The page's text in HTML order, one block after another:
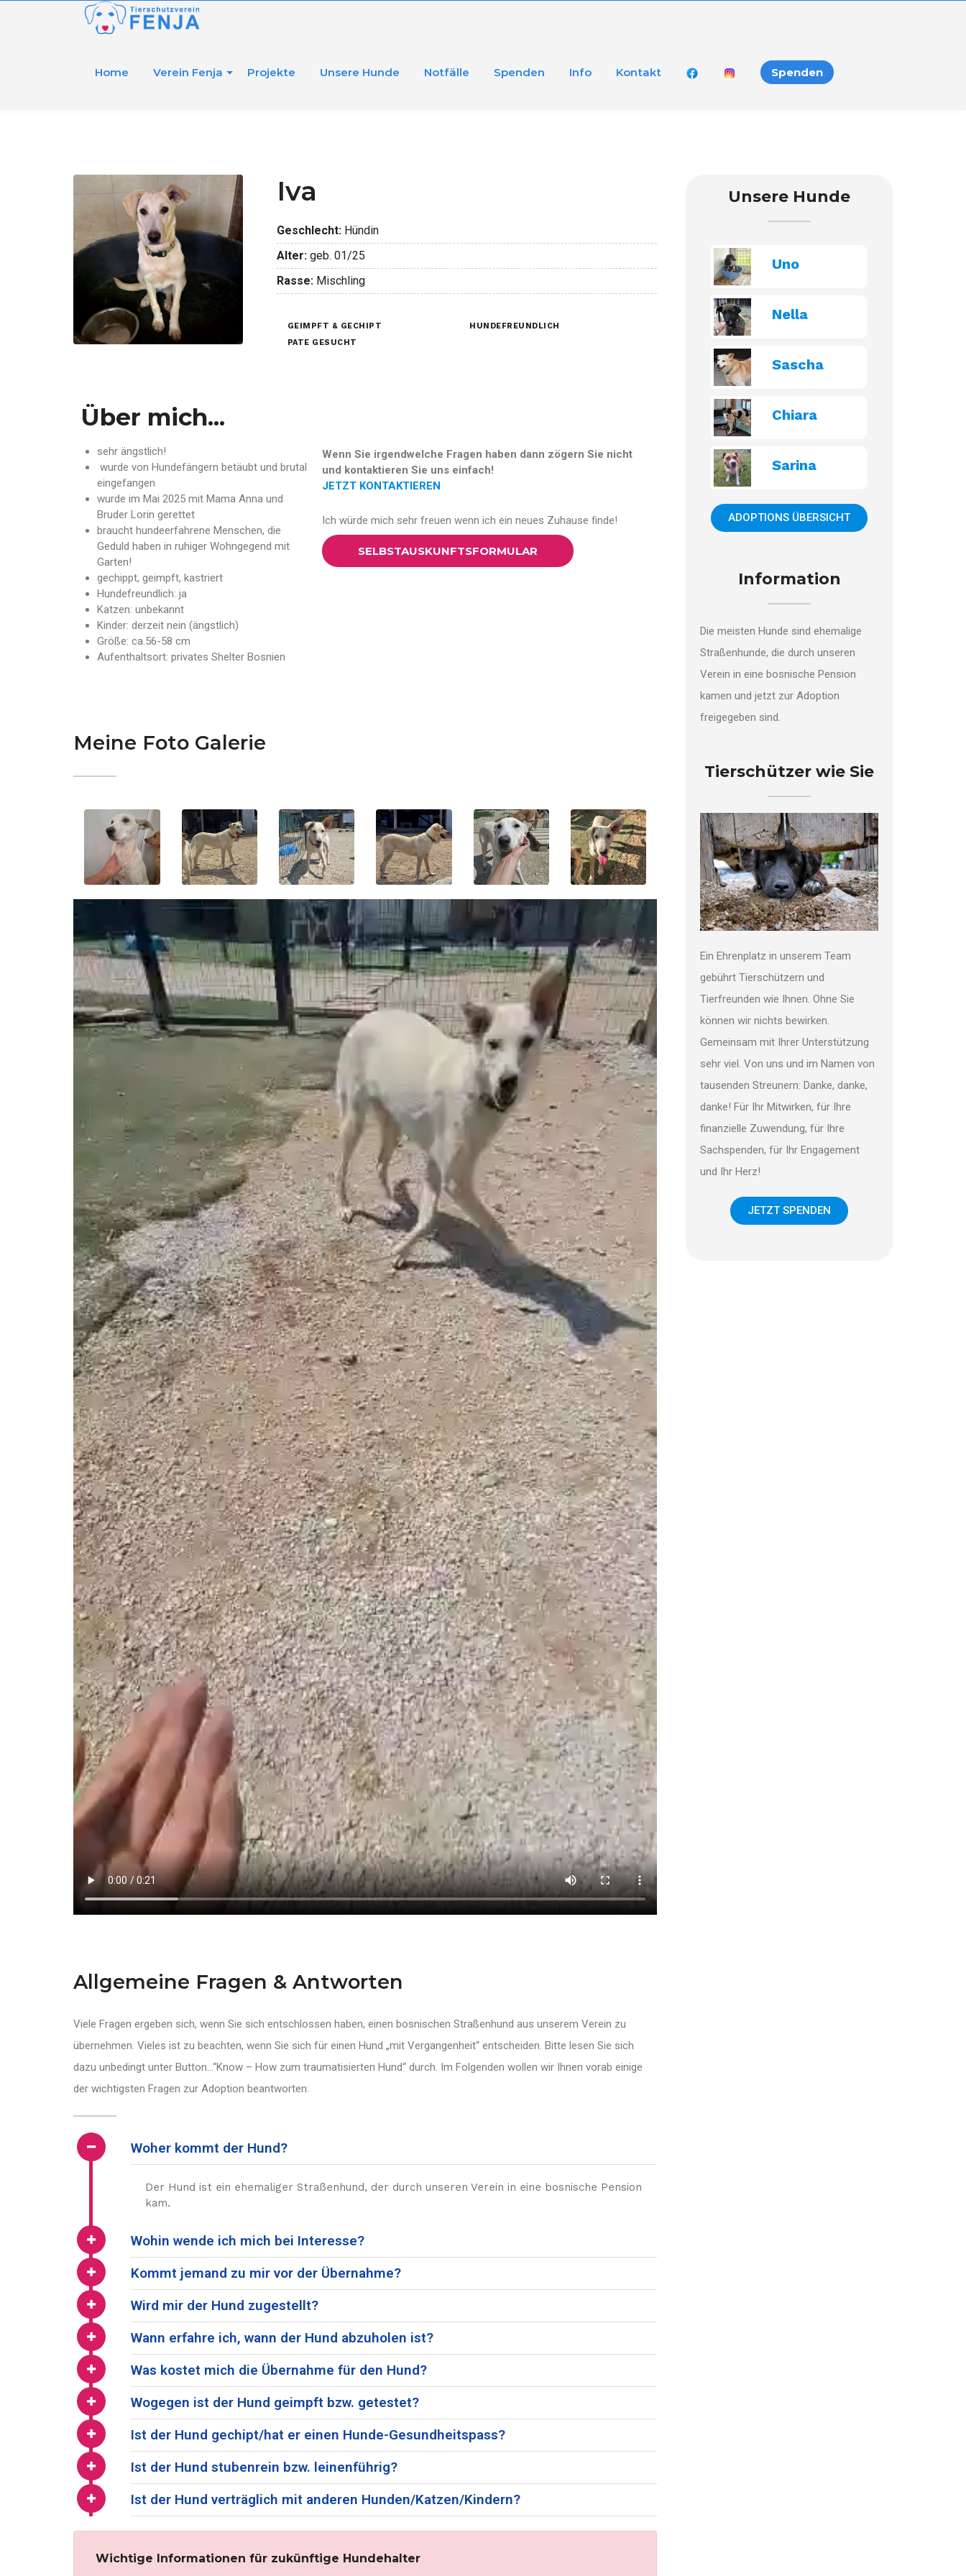
Home Verein Fenja Projekte Unsere Hunde Notfälle Spenden Info Kontakt Spenden
Iva
Geschlecht:Hündin
Alter:geb. 01/25
Rasse:Mischling
GEIMPFT & GECHIPT
HUNDEFREUNDLICH
PATE GESUCHT
Über mich...
sehr ängstlich!
wurde von Hundefängern betäubt und brutal
eingefangen
wurde im Mai 2025 mit Mama Anna und
Bruder Lorin gerettet
braucht hundeerfahrene Menschen, die
Geduld haben in ruhiger Wohngegend mit
Garten!
gechippt, geimpft, kastriert
Hundefreundlich: ja
Katzen: unbekannt
Kinder: derzeit nein (ängstlich)
Größe: ca.56-58 cm
Aufenthaltsort: privates Shelter Bosnien
Wenn Sie irgendwelche Fragen haben dann zögern Sie nicht
und kontaktieren Sie uns einfach!
JETZT KONTAKTIEREN
Ich würde mich sehr freuen wenn ich ein neues Zuhause finde!
SELBSTAUSKUNFTSFORMULAR
Meine Foto Galerie
Allgemeine Fragen & Antworten
Viele Fragen ergeben sich, wenn Sie sich entschlossen haben, einen bosnischen Straßenhund aus unserem Verein zu
übernehmen. Vieles ist zu beachten, wenn Sie sich für einen Hund „mit Vergangenheit“ entscheiden. Bitte lesen Sie sich
dazu unbedingt unter Button…“Know – How zum traumatisierten Hund“ durch. Im Folgenden wollen wir Ihnen vorab einige
der wichtigsten Fragen zur Adoption beantworten:
Woher kommt der Hund?
Der Hund ist ein ehemaliger Straßenhund, der durch unseren Verein in eine bosnische Pension
kam.
Wohin wende ich mich bei Interesse?
Kommt jemand zu mir vor der Übernahme?
Wird mir der Hund zugestellt?
Wann erfahre ich, wann der Hund abzuholen ist?
Was kostet mich die Übernahme für den Hund?
Wogegen ist der Hund geimpft bzw. getestet?
Ist der Hund gechipt/hat er einen Hunde-Gesundheitspass?
Ist der Hund stubenrein bzw. leinenführig?
Ist der Hund verträglich mit anderen Hunden/Katzen/Kindern?
Wichtige Informationen für zukünftige Hundehalter
Unsere Hunde
Uno
Nella
Sascha
Chiara
Sarina
ADOPTIONS ÜBERSICHT
Information
Die meisten Hunde sind ehemalige
Straßenhunde, die durch unseren
Verein in eine bosnische Pension
kamen und jetzt zur Adoption
freigegeben sind.
Tierschützer wie Sie
Ein Ehrenplatz in unserem Team
gebührt Tierschützern und
Tierfreunden wie Ihnen. Ohne Sie
können wir nichts bewirken.
Gemeinsam mit Ihrer Unterstützung
sehr viel. Von uns und im Namen von
tausenden Streunern: Danke, danke,
danke! Für Ihr Mitwirken, für Ihre
finanzielle Zuwendung, für Ihre
Sachspenden, für Ihr Engagement
und Ihr Herz!
JETZT SPENDEN